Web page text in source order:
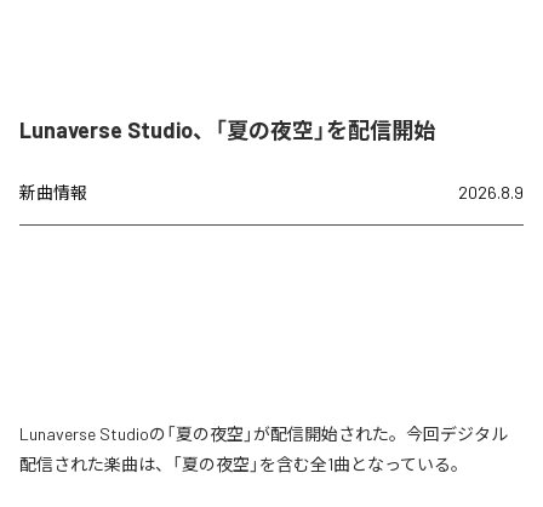
Lunaverse Studio、「夏の夜空」を配信開始
新曲情報 2026.8.9
Lunaverse Studioの「夏の夜空」が配信開始された。今回デジタル
配信された楽曲は、「夏の夜空」を含む全1曲となっている。